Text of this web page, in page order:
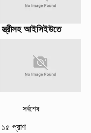
স্ত্রীসহ আইসিইউতে
সর্বশেষ
১৫ প্রাণ